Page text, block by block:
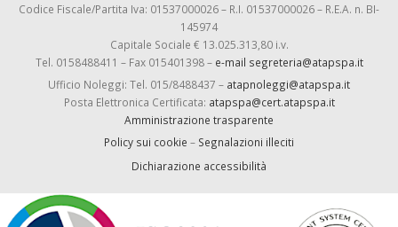
Codice Fiscale/Partita Iva: 01537000026 – R.I. 01537000026 – R.E.A. n. BI-
145974
Capitale Sociale € 13.025.313,80 i.v.
Tel. 0158488411 – Fax 015401398 – e-mail segreteria@atapspa.it
Ufficio Noleggi: Tel. 015/8488437 – atapnoleggi@atapspa.it
Posta Elettronica Certificata: atapspa@cert.atapspa.it
Amministrazione trasparente
Policy sui cookie – Segnalazioni illeciti
Dichiarazione accessibilità